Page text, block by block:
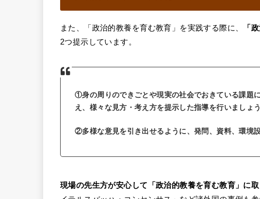
また、「政治的教養を育む教育」を実践する際に、 「
2つ提示しています。
①身の周りのできごとや現実の社会でおきている課題
え、様々な見方・考え方を提示した指導を行いましょう
②多様な意見を引き出せるように、発問、資料、環境
現場の先生方が安心して「政治的教養を育む教育」に